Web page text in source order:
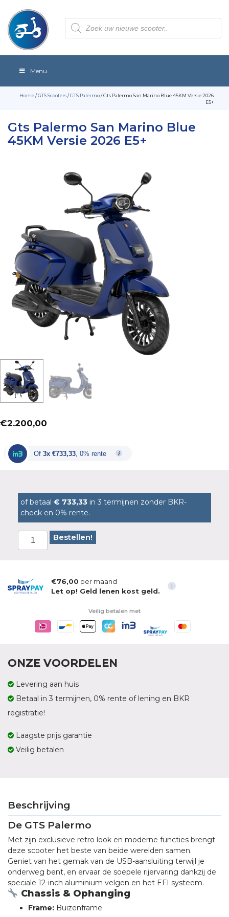
Producten
zoeken
Menu
Home/GTS Scooters/GTS Palermo/ Gts Palermo San Marino Blue 45KM Versie 2026
E5+
Gts Palermo San Marino Blue
45KM Versie 2026 E5+
€2.200,00
Of 3x €733,33, 0% rente
of betaal € 733,33 in 3 termijnen zonder BKR-
check en 0% rente.
Bestellen!
€76,00 per maand
Let op! Geld lenen kost geld.
i
Veilig betalen met
ONZE VOORDELEN
Levering aan huis
Betaal in 3 termijnen, 0% rente of lening en BKR
registratie!
Laagste prijs garantie
Veilig betalen
Beschrijving
De GTS Palermo
Met zijn exclusieve retro look en moderne functies brengt
deze scooter het beste van beide werelden samen.
Geniet van het gemak van de USB-aansluiting terwijl je
onderweg bent, en ervaar de soepele rijervaring dankzij de
speciale 12-inch aluminium velgen en het EFI systeem.
Chassis & Ophanging
Frame: Buizenframe